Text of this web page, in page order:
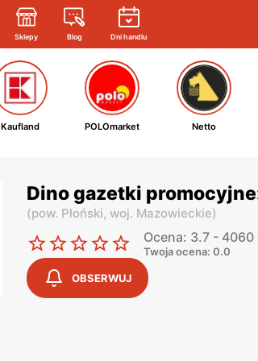
Sklepy Blog Dni handlu
Kaufland POLOmarket Netto
Dino gazetki
(pow. Płoński, woj. Mazowieckie)
Ocena: 3.7 - 4060
Twoja ocena: 0.0
OBSERWUJ